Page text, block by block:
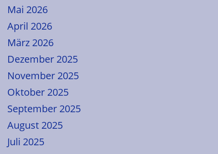
Mai 2026
April 2026
März 2026
Dezember 2025
November 2025
Oktober 2025
September 2025
August 2025
Juli 2025